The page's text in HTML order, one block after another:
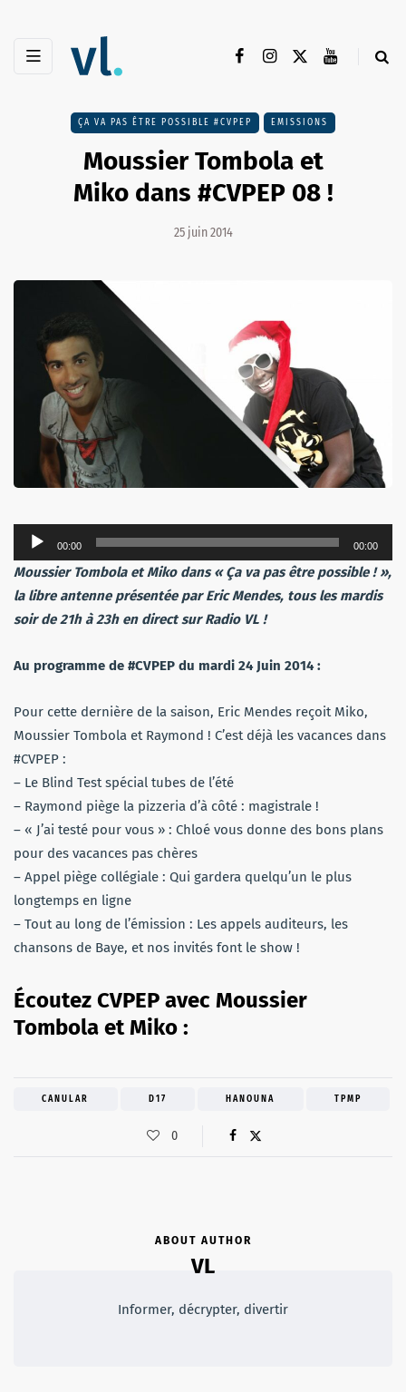
ÇA VA PAS ÊTRE POSSIBLE #CVPEP EMISSIONS
Moussier Tombola et
Miko dans #CVPEP 08 !
25 juin 2014
Lecteur
audio
00:00 00:00
Moussier Tombola et Miko dans « Ça va pas être possible ! »,
la libre antenne présentée par Eric Mendes, tous les mardis
soir de 21h à 23h en direct sur Radio VL !
Au programme de #CVPEP du mardi 24 Juin 2014 :
Pour cette dernière de la saison, Eric Mendes reçoit Miko,
Moussier Tombola et Raymond ! C’est déjà les vacances dans
#CVPEP :
– Le Blind Test spécial tubes de l’été
– Raymond piège la pizzeria d’à côté : magistrale !
– « J’ai testé pour vous » : Chloé vous donne des bons plans
pour des vacances pas chères
– Appel piège collégiale : Qui gardera quelqu’un le plus
longtemps en ligne
– Tout au long de l’émission : Les appels auditeurs, les
chansons de Baye, et nos invités font le show !
Écoutez CVPEP avec Moussier
Tombola et Miko :
CANULAR D17 HANOUNA TPMP
0
ABOUT AUTHOR
VL
Informer, décrypter, divertir